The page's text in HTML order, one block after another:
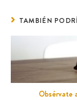
TAMBIÉN
Obsérvate